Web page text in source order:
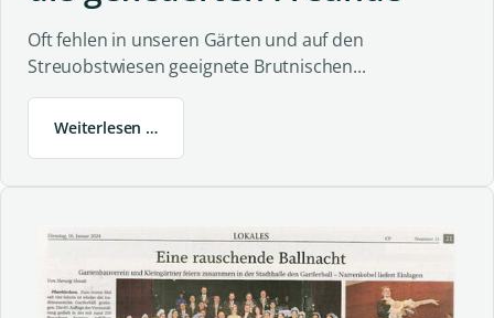
Oft fehlen in unseren Gärten und auf den
Streuobstwiesen geeignete Brutnischen...
Weiterlesen …